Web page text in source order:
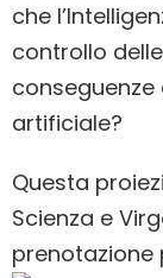
che
controllo
conseguenze
artificiale?
Questa
Scienza e
prenotazione